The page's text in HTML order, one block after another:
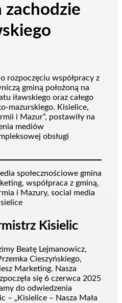
zachodzie
rozpoczęciu współpracy z
gminą położoną na
iławskiego oraz całego
mazurskiego. Kisielice,
i Mazur”, postawiły na
mediów
obsługi
Kisielic
Beatę Lejmanowicz,
Cieszyńskiego,
Marketing. Nasza
się 6 czerwca 2025
do odwiedzenia
– „Kisielice – Nasza Mała